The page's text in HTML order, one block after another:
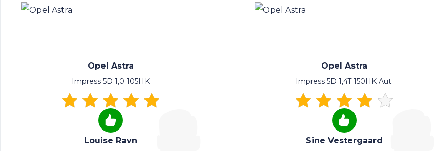
Opel Astra
Impress 5D 1,0 105HK
Louise Ravn
Opel Astra
Impress 5D 1,4T 150HK Aut.
Sine Vestergaard